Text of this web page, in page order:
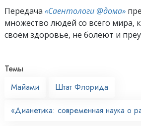
Передача «Саентологи @дома»
множество людей со всего мира,
своём здоровье, не болеют и
Темы
Майами
Штат Флорида
«Дианетика: современная наука о